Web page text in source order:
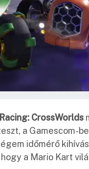
CrossWorlds
a Gamescom-
időmérő
a Mario Kart